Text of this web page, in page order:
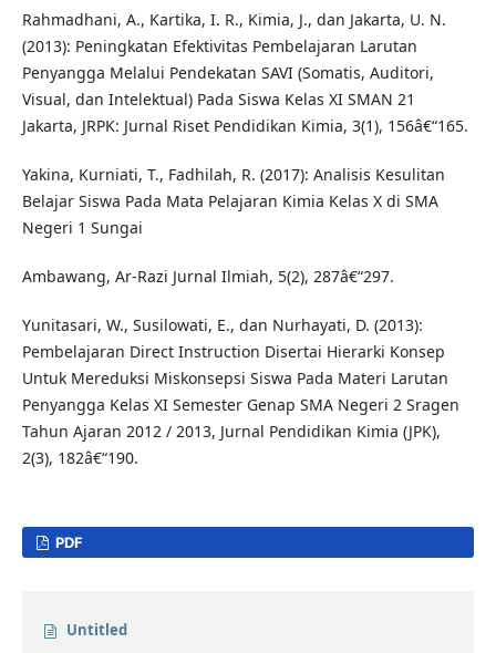
Rahmadhani, A., Kartika, I. R., Kimia, J., dan Jakarta, U. N.
(2013): Peningkatan Efektivitas Pembelajaran Larutan
Penyangga Melalui Pendekatan SAVI (Somatis, Auditori,
Visual, dan Intelektual) Pada Siswa Kelas XI SMAN 21
Jakarta, JRPK: Jurnal Riset Pendidikan Kimia, 3(1), 156â€“165.
Yakina, Kurniati, T., Fadhilah, R. (2017): Analisis Kesulitan
Belajar Siswa Pada Mata Pelajaran Kimia Kelas X di SMA
Negeri 1 Sungai
Ambawang, Ar-Razi Jurnal Ilmiah, 5(2), 287â€“297.
Yunitasari, W., Susilowati, E., dan Nurhayati, D. (2013):
Pembelajaran Direct Instruction Disertai Hierarki Konsep
Untuk Mereduksi Miskonsepsi Siswa Pada Materi Larutan
Penyangga Kelas XI Semester Genap SMA Negeri 2 Sragen
Tahun Ajaran 2012 / 2013, Jurnal Pendidikan Kimia (JPK),
2(3), 182â€“190.
PDF
Untitled